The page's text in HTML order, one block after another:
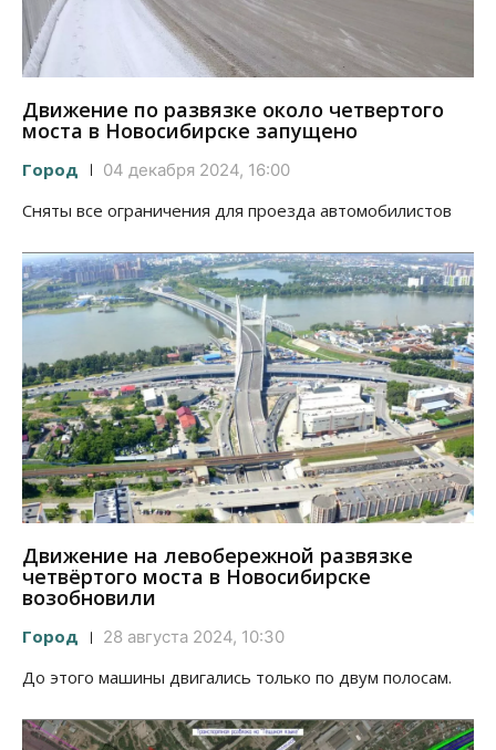
Движение по развязке около четвертого
моста в Новосибирске запущено
Город 04 декабря 2024, 16:00
Сняты все ограничения для проезда автомобилистов
Движение на левобережной развязке
четвёртого моста в Новосибирске
возобновили
Город 28 августа 2024, 10:30
До этого машины двигались только по двум полосам.